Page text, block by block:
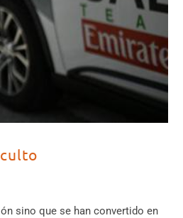
sino que se han convertido en